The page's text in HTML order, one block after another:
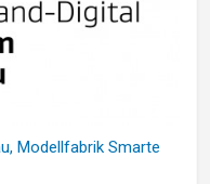
Modellfabrik Smarte